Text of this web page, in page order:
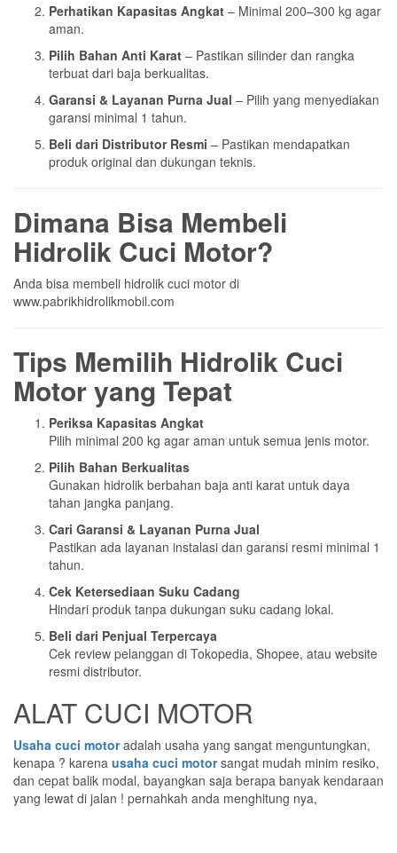
Perhatikan Kapasitas Angkat – Minimal 200–300 kg agar
aman.
Pilih Bahan Anti Karat – Pastikan silinder dan rangka
terbuat dari baja berkualitas.
Garansi & Layanan Purna Jual – Pilih yang menyediakan
garansi minimal 1 tahun.
Beli dari Distributor Resmi – Pastikan mendapatkan
produk original dan dukungan teknis.
Dimana Bisa Membeli
Hidrolik Cuci Motor?
Anda bisa membeli hidrolik cuci motor di
www.pabrikhidrolikmobil.com
Tips Memilih Hidrolik Cuci
Motor yang Tepat
Periksa Kapasitas Angkat
Pilih minimal 200 kg agar aman untuk semua jenis motor.
Pilih Bahan Berkualitas
Gunakan hidrolik berbahan baja anti karat untuk daya
tahan jangka panjang.
Cari Garansi & Layanan Purna Jual
Pastikan ada layanan instalasi dan garansi resmi minimal 1
tahun.
Cek Ketersediaan Suku Cadang
Hindari produk tanpa dukungan suku cadang lokal.
Beli dari Penjual Terpercaya
Cek review pelanggan di Tokopedia, Shopee, atau website
resmi distributor.
ALAT CUCI MOTOR
Usaha cuci motoradalah usaha yang sangat menguntungkan,
kenapa ? karena usaha cuci motorsangat mudah minim resiko,
dan cepat balik modal, bayangkan saja berapa banyak kendaraan
yang lewat di jalan ! pernahkah anda menghitung nya,